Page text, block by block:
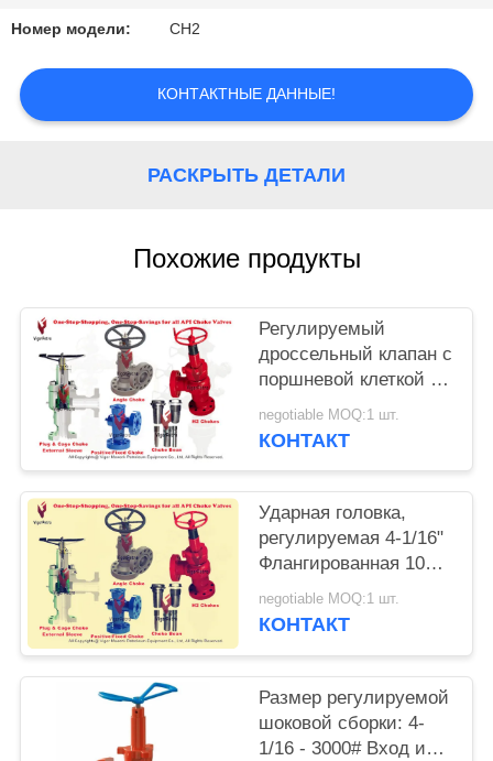
КАРТА
САЙТА
Номер модели: CH2
КОНТАКТНЫЕ ДАННЫЕ!
РАСКРЫТЬ ДЕТАЛИ
Похожие продукты
Регулируемый
дроссельный клапан с
поршневой клеткой и
внешней гильзой,
вход и выход пара 3"
negotiable MOQ:1 шт.
КОНТАКТ
Ударная головка,
регулируемая 4-1/16"
Флангированная 10
000 PSI 2" TRIM H2S,
PSL3 PR1 PU HH-NL
negotiable MOQ:1 шт.
КОНТАКТ
Размер регулируемой
шоковой сборки: 4-
1/16 - 3000# Вход и